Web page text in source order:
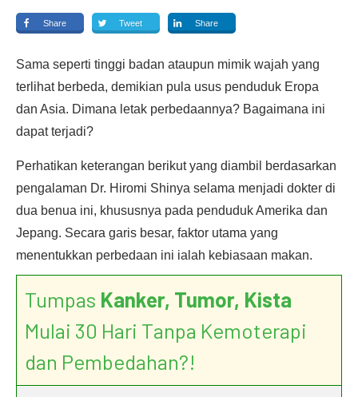
Share Tweet Share
Sama seperti tinggi badan ataupun mimik wajah yang
terlihat berbeda, demikian pula usus penduduk Eropa
dan Asia. Dimana letak perbedaannya? Bagaimana ini
dapat terjadi?
Perhatikan keterangan berikut yang diambil berdasarkan
pengalaman Dr. Hiromi Shinya selama menjadi dokter di
dua benua ini, khususnya pada penduduk Amerika dan
Jepang. Secara garis besar, faktor utama yang
menentukkan perbedaan ini ialah kebiasaan makan.
Tumpas Kanker, Tumor, Kista
Mulai 30 Hari Tanpa Kemoterapi
dan Pembedahan?!